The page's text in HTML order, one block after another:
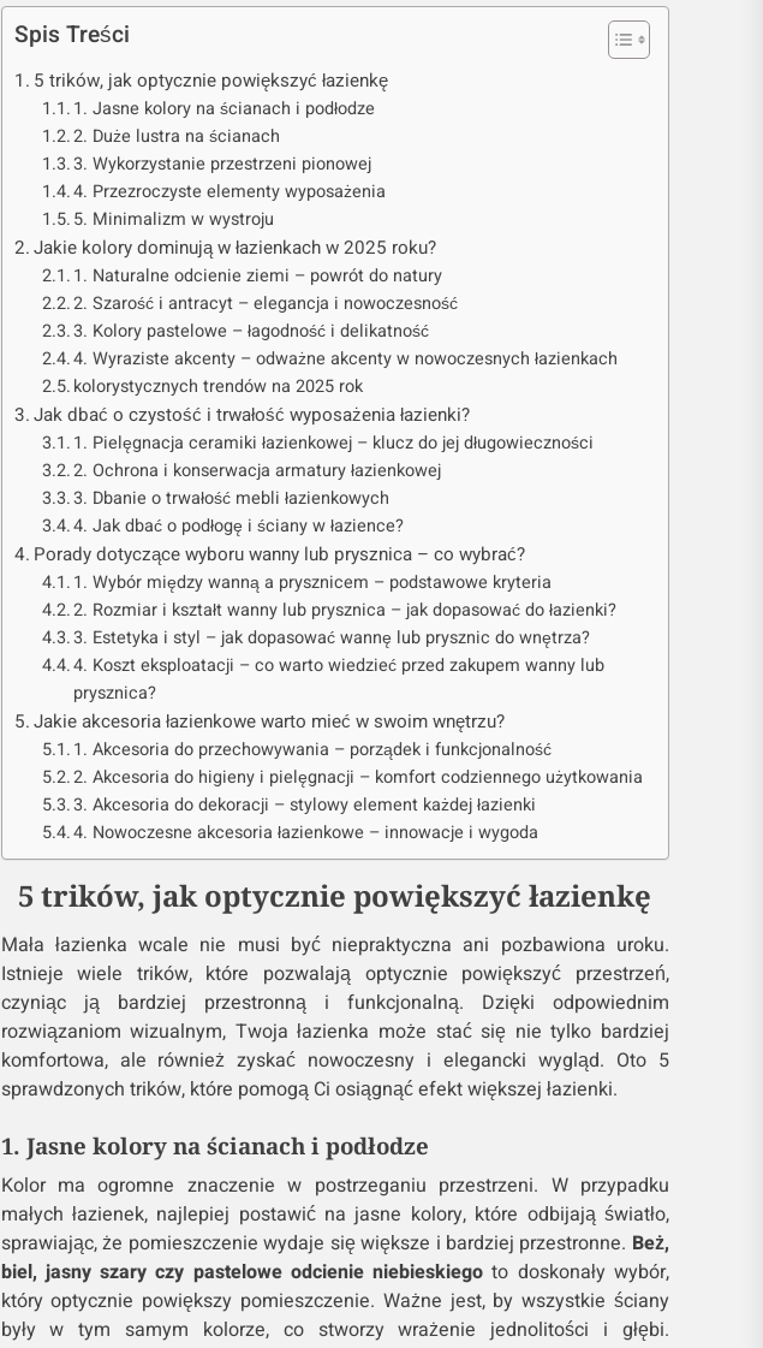
Spis Treści
5 trików, jak optycznie powiększyć łazienkę
1. Jasne kolory na ścianach i podłodze
2. Duże lustra na ścianach
3. Wykorzystanie przestrzeni pionowej
4. Przezroczyste elementy wyposażenia
5. Minimalizm w wystroju
Jakie kolory dominują w łazienkach w 2025 roku?
1. Naturalne odcienie ziemi – powrót do natury
2. Szarość i antracyt – elegancja i nowoczesność
3. Kolory pastelowe – łagodność i delikatność
4. Wyraziste akcenty – odważne akcenty w nowoczesnych łazienkach
kolorystycznych trendów na 2025 rok
Jak dbać o czystość i trwałość wyposażenia łazienki?
1. Pielęgnacja ceramiki łazienkowej – klucz do jej długowieczności
2. Ochrona i konserwacja armatury łazienkowej
3. Dbanie o trwałość mebli łazienkowych
4. Jak dbać o podłogę i ściany w łazience?
Porady dotyczące wyboru wanny lub prysznica – co wybrać?
1. Wybór między wanną a prysznicem – podstawowe kryteria
2. Rozmiar i kształt wanny lub prysznica – jak dopasować do łazienki?
3. Estetyka i styl – jak dopasować wannę lub prysznic do wnętrza?
4. Koszt eksploatacji – co warto wiedzieć przed zakupem wanny lub
prysznica?
Jakie akcesoria łazienkowe warto mieć w swoim wnętrzu?
1. Akcesoria do przechowywania – porządek i funkcjonalność
2. Akcesoria do higieny i pielęgnacji – komfort codziennego użytkowania
3. Akcesoria do dekoracji – stylowy element każdej łazienki
4. Nowoczesne akcesoria łazienkowe – innowacje i wygoda
5 trików, jak optycznie powiększyć łazienkę
Mała łazienka wcale nie musi być niepraktyczna ani pozbawiona uroku.
Istnieje wiele trików, które pozwalają optycznie powiększyć przestrzeń,
czyniąc ją bardziej przestronną i funkcjonalną. Dzięki odpowiednim
rozwiązaniom wizualnym, Twoja łazienka może stać się nie tylko bardziej
komfortowa, ale również zyskać nowoczesny i elegancki wygląd. Oto 5
sprawdzonych trików, które pomogą Ci osiągnąć efekt większej łazienki.
1. Jasne kolory na ścianach i podłodze
Kolor ma ogromne znaczenie w postrzeganiu przestrzeni. W przypadku
małych łazienek, najlepiej postawić na jasne kolory, które odbijają światło,
sprawiając, że pomieszczenie wydaje się większe i bardziej przestronne. Beż,
biel, jasny szary czy pastelowe odcienie niebieskiego to doskonały wybór,
który optycznie powiększy pomieszczenie. Ważne jest, by wszystkie ściany
były w tym samym kolorze, co stworzy wrażenie jednolitości i głębi.